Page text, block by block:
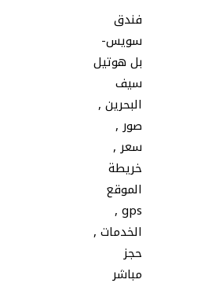
فندق
سويس-
بل هوتيل
سيف
البحرين ,
صور ,
سعر ,
خريطة
الموقع
gps ,
الخدمات ,
حجز
مباشر